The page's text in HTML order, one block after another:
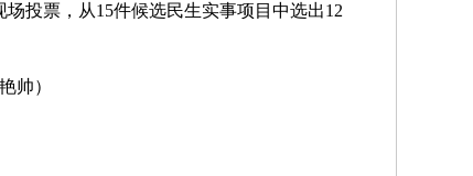
投票，从15件候选民生实事项目中选出12
帅）